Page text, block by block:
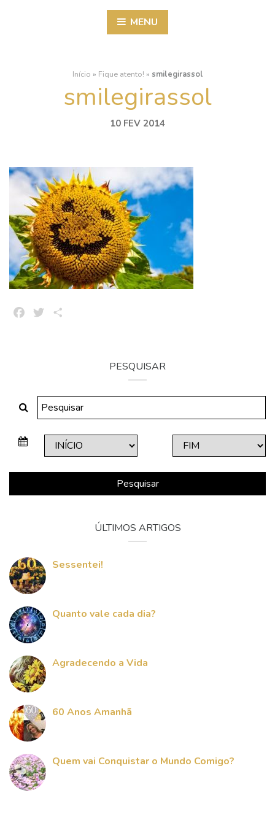
MENU
Início » Fique atento! » smilegirassol
smilegirassol
10 FEV 2014
FacebookTwitter
PESQUISAR
Pesquisar
ÚLTIMOS ARTIGOS
Sessentei!
Quanto vale cada dia?
Agradecendo a Vida
60 Anos Amanhã
Quem vai Conquistar o Mundo Comigo?